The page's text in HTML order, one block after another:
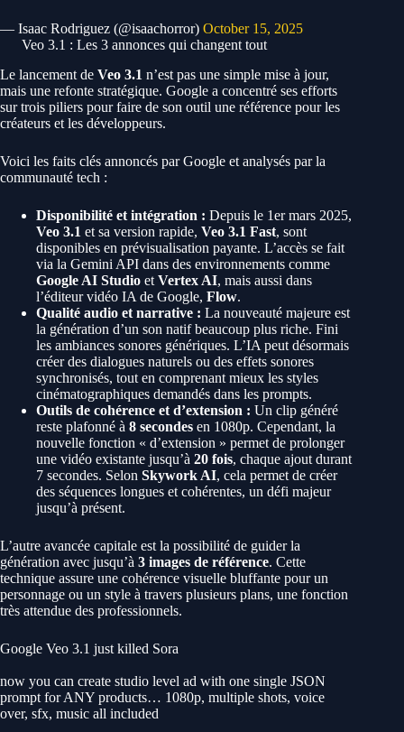
— Isaac Rodriguez (@isaachorror) October 15, 2025
Veo 3.1 : Les 3 annonces qui changent tout
Le lancement de Veo 3.1 n’est pas une simple mise à jour,
mais une refonte stratégique. Google a concentré ses efforts
sur trois piliers pour faire de son outil une référence pour les
créateurs et les développeurs.
Voici les faits clés annoncés par Google et analysés par la
communauté tech :
Disponibilité et intégration : Depuis le 1er mars 2025,
Veo 3.1 et sa version rapide, Veo 3.1 Fast, sont
disponibles en prévisualisation payante. L’accès se fait
via la Gemini API dans des environnements comme
Google AI Studio et Vertex AI, mais aussi dans
l’éditeur vidéo IA de Google, Flow.
Qualité audio et narrative : La nouveauté majeure est
la génération d’un son natif beaucoup plus riche. Fini
les ambiances sonores génériques. L’IA peut désormais
créer des dialogues naturels ou des effets sonores
synchronisés, tout en comprenant mieux les styles
cinématographiques demandés dans les prompts.
Outils de cohérence et d’extension : Un clip généré
reste plafonné à 8 secondes en 1080p. Cependant, la
nouvelle fonction « d’extension » permet de prolonger
une vidéo existante jusqu’à 20 fois, chaque ajout durant
7 secondes. Selon Skywork AI, cela permet de créer
des séquences longues et cohérentes, un défi majeur
jusqu’à présent.
L’autre avancée capitale est la possibilité de guider la
génération avec jusqu’à 3 images de référence. Cette
technique assure une cohérence visuelle bluffante pour un
personnage ou un style à travers plusieurs plans, une fonction
très attendue des professionnels.
Google Veo 3.1 just killed Sora
now you can create studio level ad with one single JSON
prompt for ANY products… 1080p, multiple shots, voice
over, sfx, music all included